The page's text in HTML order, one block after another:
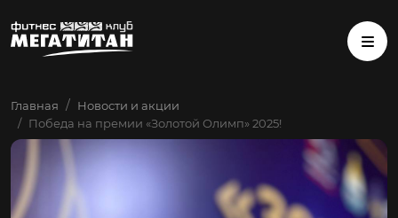
Главная
Новости и акции
Победа на премии «Золотой Олимп» 2025!